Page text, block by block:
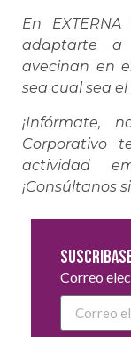
En
adaptarte a
avecinan en
sea cual sea el
¡Infórmate,
Corporativo
actividad
¡Consúltanos
Correo